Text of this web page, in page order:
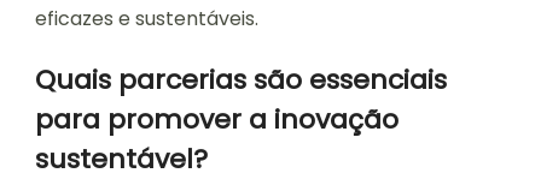
eficazes e sustentáveis.
Quais parcerias são essenciais
para promover a inovação
sustentável?